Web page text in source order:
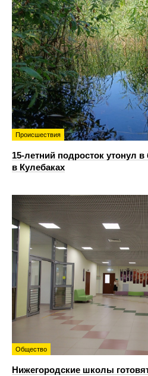
Происшествия
15-летний подросток утонул
в Кулебаках
Общество
Нижегородские школы